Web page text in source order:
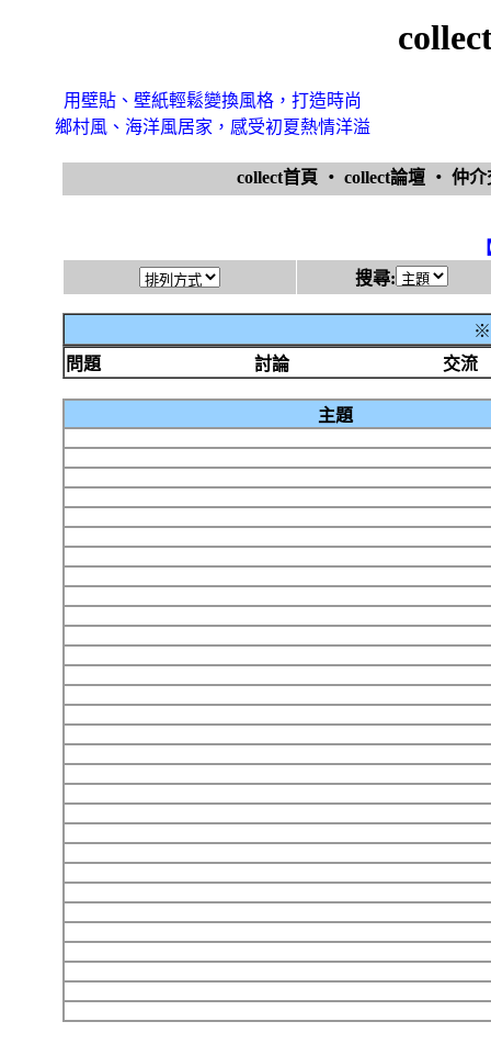
用壁貼、壁紙輕鬆變換風格，打造時尚
鄉村風、海洋風居家，感受初夏熱情洋溢
collect首頁 ‧ collect論壇 ‧ 仲
搜尋:
※
問題
討論 交流
主題